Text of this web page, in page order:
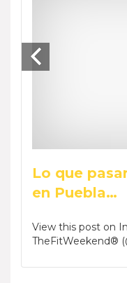
Lo que
en Puebla…
View this post on
TheFitWeekend®